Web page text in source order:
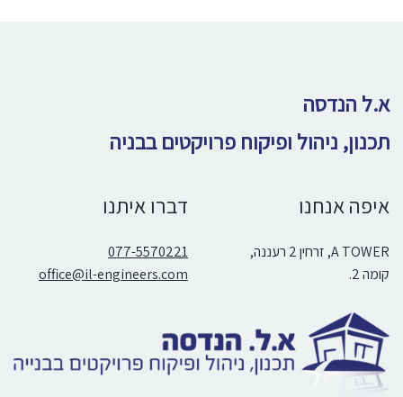
א.ל הנדסה
תכנון, ניהול ופיקוח פרויקטים בבניה
איפה אנחנו
A TOWER, זרחין 2 רעננה,
קומה 2.
דברו איתנו
077-5570221
office@il-engineers.com